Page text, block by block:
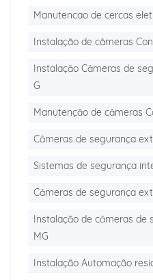
Manutencao de cercas
Instalação de câmeras
Instalação Câmeras de
G
Manutenção de câmeras
Câmeras de segurança
Sistemas de segurança
Câmeras de segurança
Instalação de câmeras de
MG
Instalação Automação